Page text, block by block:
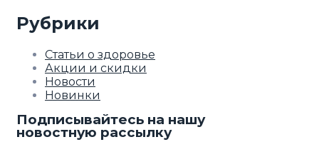
Рубрики
Статьи о здоровье
Акции и скидки
Новости
Новинки
Подписывайтесь на нашу
новостную рассылку